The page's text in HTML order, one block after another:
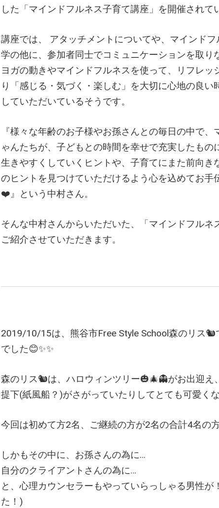
した「マインドフルネス子育て講座」を開催されて
講座では、 アタッチメントについてや、マインド
学の他に、参加者同士でコミュニケーションを取り
ヨガの動きやマインドフルネスを使って、リフレッ
り「感じる・気づく・楽しむ」を大切に心地の良
していただいているそうです。
『様々な年齢のお子様やお孫さんとの毎日の中で
ゃんたちが、子どもとの時間を幸せで充実したもの
生きやすくしていくヒントや、子育てにまた前向き
のヒントを見つけていただけるよう心を込めてお手
❤️』という中村さん。
そんな中村さんからいただいた、「マインドフルネ
ご紹介させていただきます。
2019/10/15は、熊谷市Free Style School森のリス🐿
でした😊✨✨
森のリス🐿は、ハロウィンツリー🎃🎄👻がお出迎え
提下(紙風船？)がさがっていたりしてとても可愛く
今回は初めて方2名、ご継続の方が2名の合計4名の
しかもその中に、お孫さんの為に…
自分のクライアントさんの為に…
と、心理カウンセラーもやっていらっしゃる男性が
た！)